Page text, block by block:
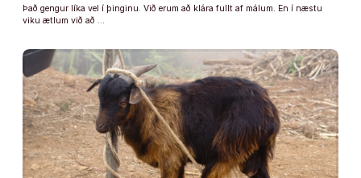
Það gengur líka vel í þinginu. Við erum að klára fullt af málum. En í næstu
viku ætlum við að …